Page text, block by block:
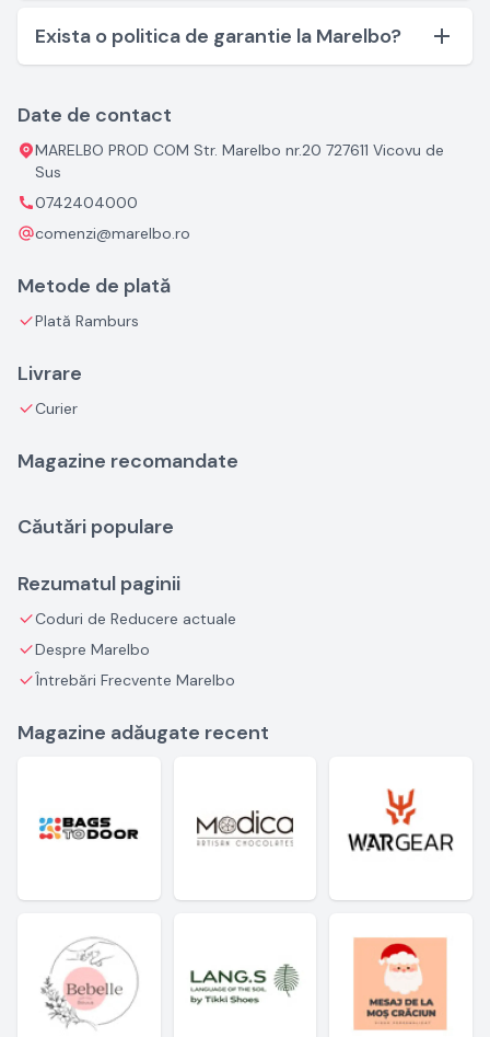
Exista o politica de garantie la Marelbo?
Date de contact
MARELBO PROD COM Str. Marelbo nr.20 727611 Vicovu de
Sus
0742404000
comenzi@marelbo.ro
Metode de plată
Plată Ramburs
Livrare
Curier
Magazine recomandate
Căutări populare
Rezumatul paginii
Coduri de Reducere actuale
Despre Marelbo
Întrebări Frecvente Marelbo
Magazine adăugate recent